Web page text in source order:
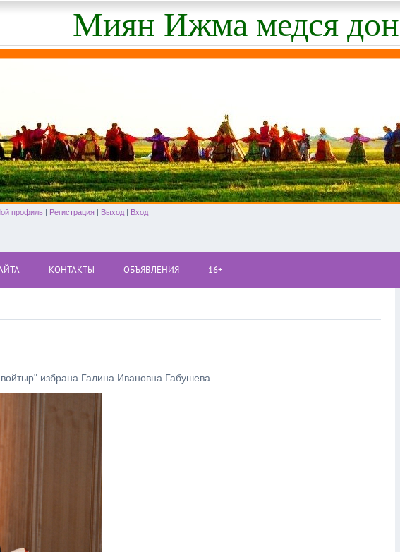
Миян Ижма медся
профиль | Регистрация | Выход | Вход
КОНТАКТЫ ОБЪЯВЛЕНИЯ 16+
избрана Галина Ивановна Габушева.